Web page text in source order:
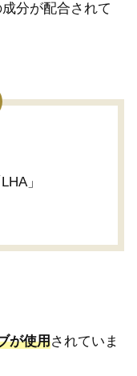
分が配合されて
」
が使用されていま